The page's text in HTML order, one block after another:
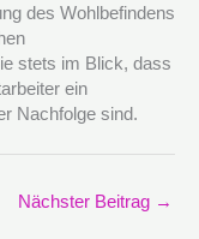
des Wohlbefindens
stets im Blick, dass
ein
Nachfolge sind.
Nächster Beitrag →